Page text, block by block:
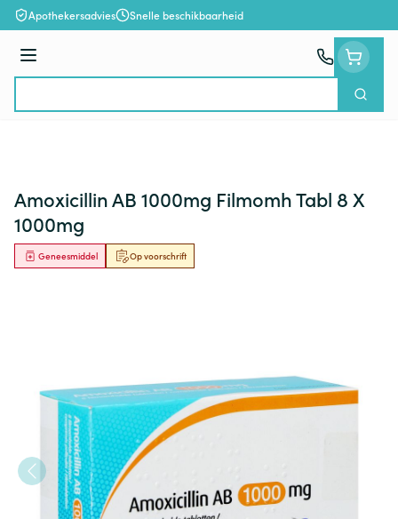
Ga naar de inhoud
Apothekersadvies Snelle beschikbaarheid
Menu
Zoek
Amoxicillin AB 1000mg Filmomh Tabl 8 X
1000mg
Op voorschrift
Geneesmiddel